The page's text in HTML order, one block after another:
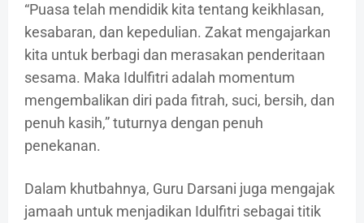
“Puasa telah mendidik kita tentang keikhlasan,
kesabaran, dan kepedulian. Zakat mengajarkan
kita untuk berbagi dan merasakan penderitaan
sesama. Maka Idulfitri adalah momentum
mengembalikan diri pada fitrah, suci, bersih, dan
penuh kasih,” tuturnya dengan penuh
penekanan.
Dalam khutbahnya, Guru Darsani juga mengajak
jamaah untuk menjadikan Idulfitri sebagai titik